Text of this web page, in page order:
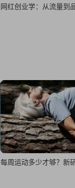
网红创业学：从流量到
每周运动多少才够？